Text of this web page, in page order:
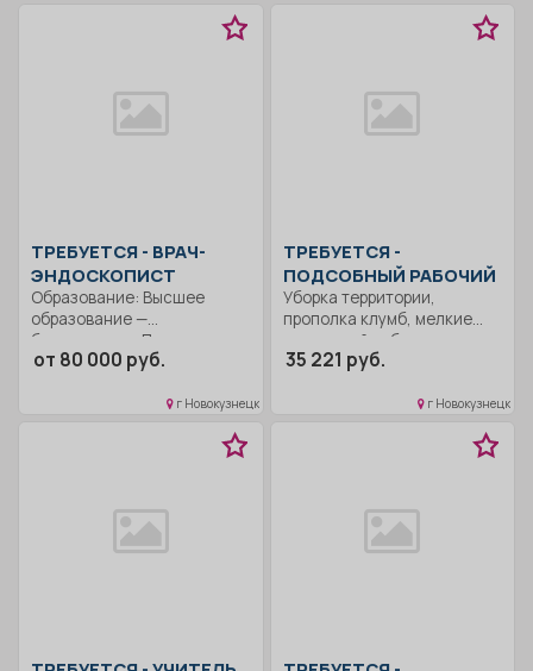
ТРЕБУЕТСЯ - ВРАЧ-
ЭНДОСКОПИСТ
Образование: Высшее
образование —
бакалавриат.. Прием и
консультирование
от 80 000 руб.
г Новокузнецк
ТРЕБУЕТСЯ -
ПОДСОБНЫЙ РАБОЧИЙ
Уборка территории,
прополка клумб, мелкие
ремонтный работы..
Неполный рабочий...
35 221 руб.
г Новокузнецк